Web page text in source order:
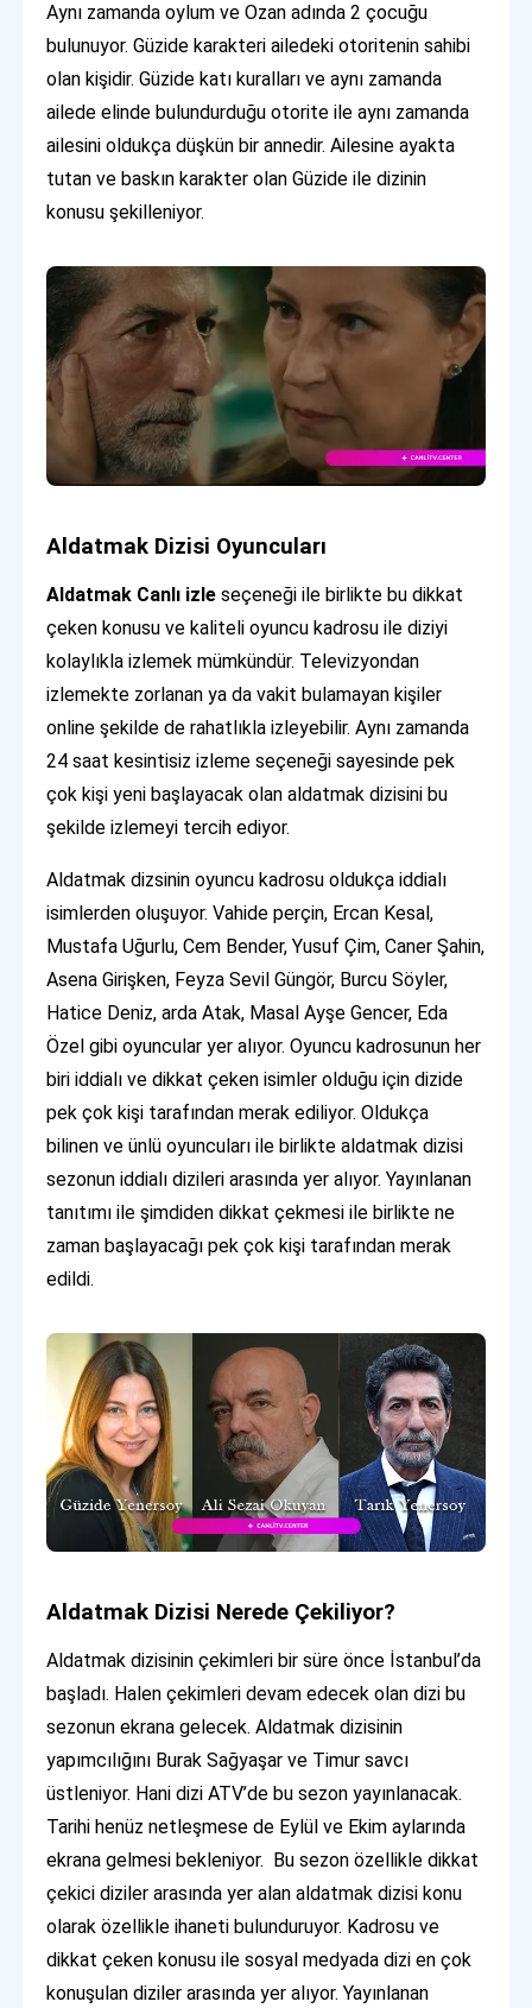
Aynı zamanda oylum ve Ozan adında 2 çocuğu
bulunuyor. Güzide karakteri ailedeki otoritenin sahibi
olan kişidir. Güzide katı kuralları ve aynı zamanda
ailede elinde bulundurduğu otorite ile aynı zamanda
ailesini oldukça düşkün bir annedir. Ailesine ayakta
tutan ve baskın karakter olan Güzide ile dizinin
konusu şekilleniyor.
Aldatmak Dizisi Oyuncuları
Aldatmak Canlı izleseçeneği ile birlikte bu dikkat
çeken konusu ve kaliteli oyuncu kadrosu ile diziyi
kolaylıkla izlemek mümkündür. Televizyondan
izlemekte zorlanan ya da vakit bulamayan kişiler
online şekilde de rahatlıkla izleyebilir. Aynı zamanda
24 saat kesintisiz izleme seçeneği sayesinde pek
çok kişi yeni başlayacak olan aldatmak dizisini bu
şekilde izlemeyi tercih ediyor.
Aldatmak dizsinin oyuncu kadrosu oldukça iddialı
isimlerden oluşuyor. Vahide perçin, Ercan Kesal,
Mustafa Uğurlu, Cem Bender, Yusuf Çim, Caner Şahin,
Asena Girişken, Feyza Sevil Güngör, Burcu Söyler,
Hatice Deniz, arda Atak, Masal Ayşe Gencer, Eda
Özel gibi oyuncular yer alıyor. Oyuncu kadrosunun her
biri iddialı ve dikkat çeken isimler olduğu için dizide
pek çok kişi tarafından merak ediliyor. Oldukça
bilinen ve ünlü oyuncuları ile birlikte aldatmak dizisi
sezonun iddialı dizileri arasında yer alıyor. Yayınlanan
tanıtımı ile şimdiden dikkat çekmesi ile birlikte ne
zaman başlayacağı pek çok kişi tarafından merak
edildi.
Aldatmak Dizisi Nerede Çekiliyor?
Aldatmak dizisinin çekimleri bir süre önce İstanbul’da
başladı. Halen çekimleri devam edecek olan dizi bu
sezonun ekrana gelecek. Aldatmak dizisinin
yapımcılığını Burak Sağyaşar ve Timur savcı
üstleniyor. Hani dizi ATV’de bu sezon yayınlanacak.
Tarihi henüz netleşmese de Eylül ve Ekim aylarında
ekrana gelmesi bekleniyor. Bu sezon özellikle dikkat
çekici diziler arasında yer alan aldatmak dizisi konu
olarak özellikle ihaneti bulunduruyor. Kadrosu ve
dikkat çeken konusu ile sosyal medyada dizi en çok
konuşulan diziler arasında yer alıyor. Yayınlanan